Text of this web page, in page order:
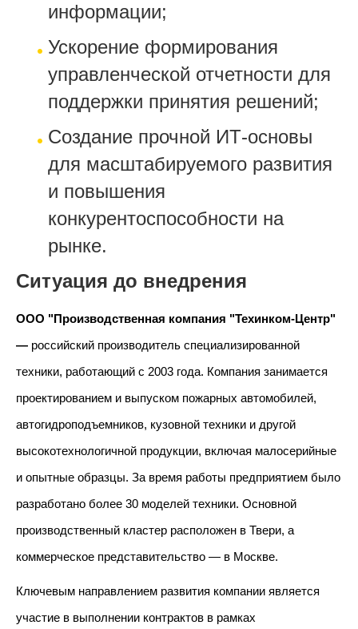
информации;
Ускорение формирования
управленческой отчетности для
поддержки принятия решений;
Создание прочной ИТ-основы
для масштабируемого развития
и повышения
конкурентоспособности на
рынке.
Ситуация до внедрения
ООО "Производственная компания "Техинком-Центр"
— российский производитель специализированной
техники, работающий с 2003 года. Компания занимается
проектированием и выпуском пожарных автомобилей,
автогидроподъемников, кузовной техники и другой
высокотехнологичной продукции, включая малосерийные
и опытные образцы. За время работы предприятием было
разработано более 30 моделей техники. Основной
производственный кластер расположен в Твери, а
коммерческое представительство — в Москве.
Ключевым направлением развития компании является
участие в выполнении контрактов в рамках